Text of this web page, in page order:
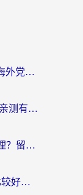
优酷手机app地域限制怎么解除？海外党亲测有效的追剧方案
全民K歌国外如何听原唱？海外党亲测有效的回国加速器选择指南
在海外如果使用交管12123怎么处理？留学生亲测有效的回国加速方案
海外看国内电视直播用什么网站比较好？一篇解决你所有追剧难题的实用指南